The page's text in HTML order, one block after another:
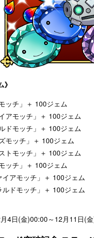
》
ッチ」＋ 100ジェム
アモッチ」＋ 100ジェム
ドモッチ」＋ 100ジェム
モッチ」＋ 100ジェム
トモッチ」＋ 100ジェム
ッチ」＋ 100ジェム
アモッチ」＋ 100ジェム
ドモッチ」＋ 100ジェム
4日(金)00:00～12月11日(